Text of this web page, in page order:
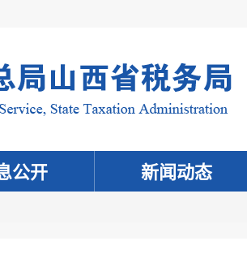
公开 新闻动态